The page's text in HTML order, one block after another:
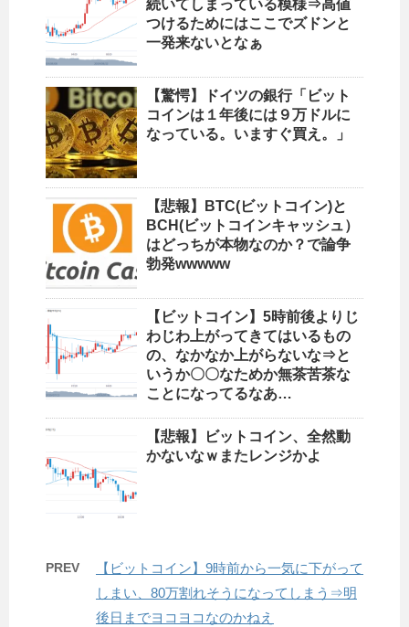
続いてしまっている模様⇒高値
つけるためにはここでズドンと
一発来ないとなぁ
【驚愕】ドイツの銀行「ビット
コインは１年後には９万ドルに
なっている。いますぐ買え。」
【悲報】BTC(ビットコイン)と
BCH(ビットコインキャッシュ）
はどっちが本物なのか？で論争
勃発wwwww
【ビットコイン】5時前後よりじ
わじわ上がってきてはいるもの
の、なかなか上がらないな⇒と
いうか〇〇なためか無茶苦茶な
ことになってるなあ…
【悲報】ビットコイン、全然動
かないなｗまたレンジかよ
PREV
【ビットコイン】9時前から一気に下がって
しまい、80万割れそうになってしまう⇒明
後日までヨコヨコなのかねえ